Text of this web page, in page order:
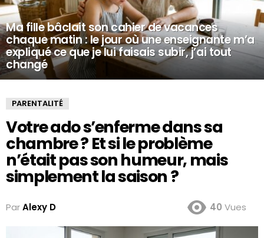
Ma fille bâclait son cahier de vacances
chaque matin : le jour où une enseignante m’a
expliqué ce que je lui faisais subir, j’ai tout
changé
PARENTALITÉ
Votre ado s’enferme dans sa
chambre ? Et si le problème
n’était pas son humeur, mais
simplement la saison ?
ParAlexy D 40 Vues